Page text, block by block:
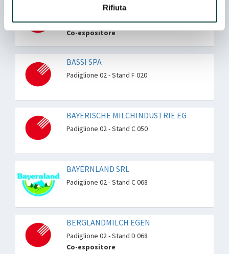
Rifiuta
AZIENDA AGRICOLA FUSERO MARIO
Padiglione 08 - Stand I 031
Co-espositore
BASSI SPA
Padiglione 02 - Stand F 020
BAYERISCHE MILCHINDUSTRIE EG
Padiglione 02 - Stand C 050
BAYERNLAND SRL
Padiglione 02 - Stand C 068
BERGLANDMILCH EGEN
Padiglione 02 - Stand D 068
Co-espositore